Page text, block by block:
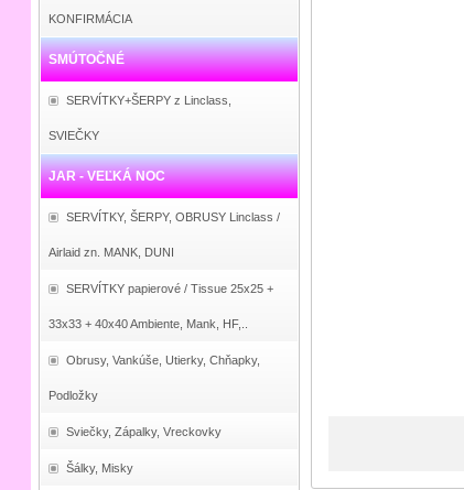
KONFIRMÁCIA
SMÚTOČNÉ
SERVÍTKY+ŠERPY z Linclass,
SVIEČKY
JAR - VEĽKÁ NOC
SERVÍTKY, ŠERPY, OBRUSY Linclass /
Airlaid zn. MANK, DUNI
SERVÍTKY papierové / Tissue 25x25 +
33x33 + 40x40 Ambiente, Mank, HF,..
Obrusy, Vankúše, Utierky, Chňapky,
Podložky
Sviečky, Zápalky, Vreckovky
Šálky, Misky